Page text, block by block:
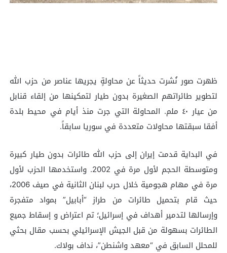
ظهرت صور نُشرت حديثاً عن محاولةٍ يجريها عناصر من حزب الله
لتطوير طائراتهم الصغيرة بدون طيار لتمكينها من إلقاء قنابل
من عيار ٤٠ ملم. المحاولة التي جرت منذ أيام في محيط بلدة
أفقا سبقتها محاولات متعددة في سوريا سابقاً.
في البداية قدمت إيران إلى حزب الله طائرات بدون طيار كبيرة
ومتوسطة الحجم لأول مرة في 2002. واستخدمها الحزب لأول
مرة في مهام هجومية خلال حرب لبنان الثانية في صيف 2006،
حيث قام بتحميل طائرات من طراز “أبابيل” بمواد متفجرة
وإرسالها لتدمير أهداف في إسرائيل؛ تم اعتراض و إسقاط جميع
الطائرات بسهولة من قبل الجيش الإسرائيلي بحسب مقال بحثي
للمحلل السابق في “معهد واشنطن”، نداف بولاك.